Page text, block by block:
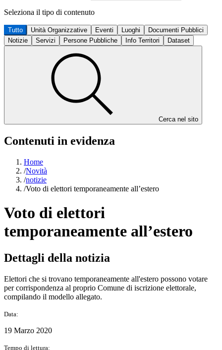
Seleziona il tipo di contenuto
Tutto Unità Organizzative Eventi Luoghi
Documenti Pubblici
Notizie
Servizi Persone Pubbliche Info Territori Dataset
Cerca nel sito
Contenuti in evidenza
Home
/Novità
/notizie
/Voto di elettori temporaneamente all’estero
Voto di elettori
temporaneamente all’estero
Dettagli della notizia
Elettori che si trovano temporaneamente all'estero possono votare
per corrispondenza al proprio Comune di iscrizione elettorale,
compilando il modello allegato.
Data:
19 Marzo 2020
Tempo di lettura: